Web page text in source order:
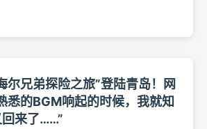
尔兄弟探险之旅”登陆青岛！网
悉的BGM响起的时候，我就知
来了……”